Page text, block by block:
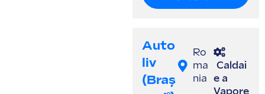
Auto
Liv
(Braș
Ro
ma
nia
Caldai
e a